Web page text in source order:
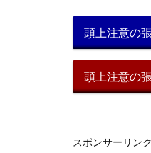
頭上注意の
頭上注意の
スポンサーリンク